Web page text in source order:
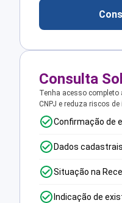
Consulta
Tenha acesso
CNPJ e reduza riscos
Confirmação de
Dados
Situação na
Indicação de